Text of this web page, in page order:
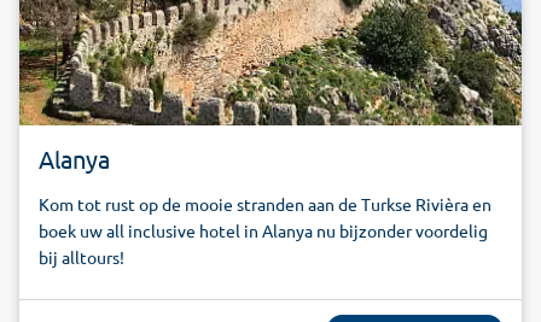
Alanya
Kom tot rust op de mooie stranden aan de Turkse Rivièra en
boek uw all inclusive hotel in Alanya nu bijzonder voordelig
bij alltours!